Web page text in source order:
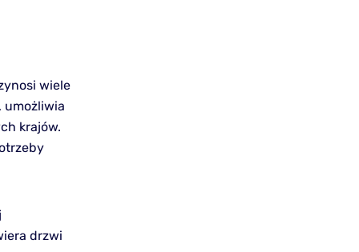
wiele
umożliwia
krajów.
drzwi